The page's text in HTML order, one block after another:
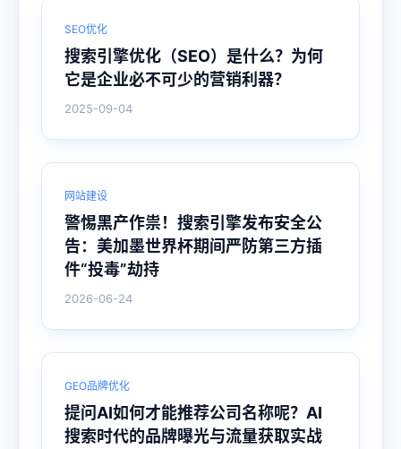
SEO优化
搜索引擎优化（SEO）是什么？为何
它是企业必不可少的营销利器？
2025-09-04
网站建设
警惕黑产作祟！搜索引擎发布安全公
告：美加墨世界杯期间严防第三方插
件“投毒”劫持
2026-06-24
GEO品牌优化
提问AI如何才能推荐公司名称呢？AI
搜索时代的品牌曝光与流量获取实战